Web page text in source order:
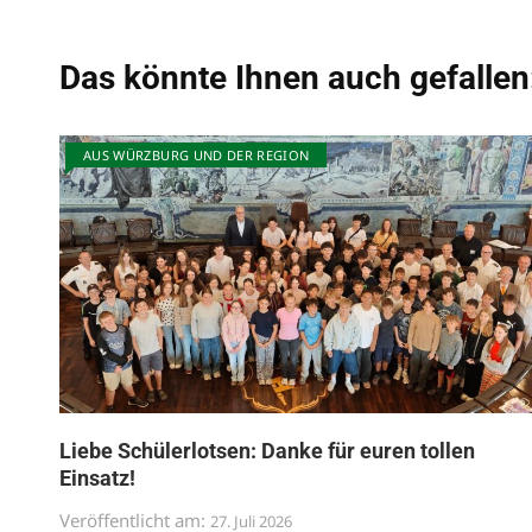
Das könnte Ihnen auch
AUS WÜRZBURG UND DER REGION
Liebe Schülerlotsen: Danke für euren tollen
Einsatz!
Veröffentlicht am: 27. Juli 2026